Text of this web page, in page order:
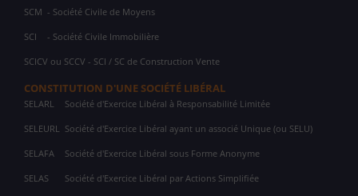
SCM - Société Civile de Moyens
SCI - Société Civile Immobilière
SCICV ou SCCV - SCI / SC de Construction Vente
CONSTITUTION D'UNE SOCIÉTÉ LIBÉRAL
SELARL Société d'Exercice Libéral à Responsabilité Limitée
SELEURL Société d'Exercice Libéral ayant un associé Unique (ou SELU)
SELAFA Société d'Exercice Libéral sous Forme Anonyme
SELAS Société d'Exercice Libéral par Actions Simplifiée